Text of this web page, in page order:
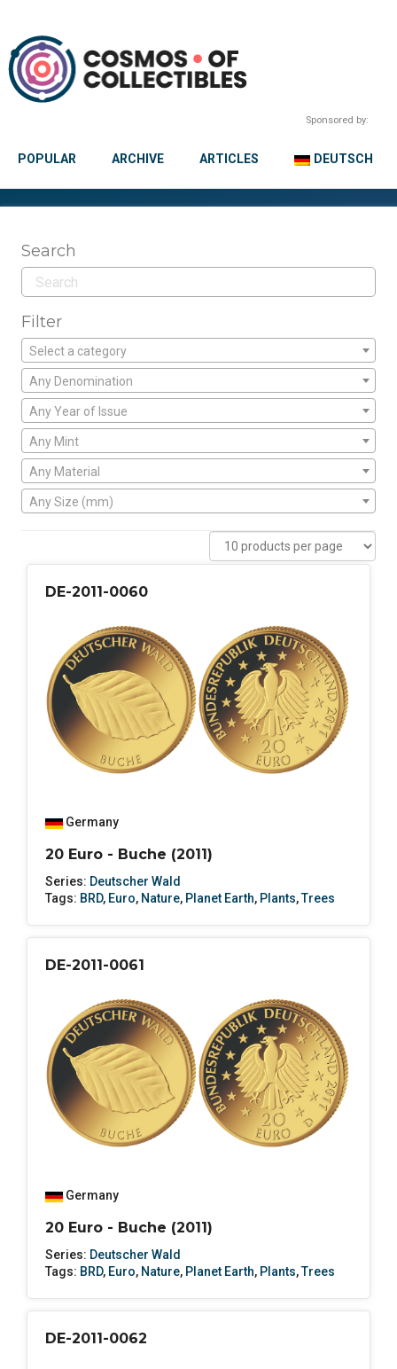
Sponsored by:
POPULAR ARCHIVE ARTICLES DEUTSCH
Search
Filter
Select a category
Any Denomination
Any Year of Issue
Any Mint
Any Material
Any Size (mm)
DE-2011-0060
Germany
20 Euro - Buche (2011)
Series: Deutscher Wald
Tags: BRD, Euro, Nature, Planet Earth, Plants,Trees
DE-2011-0061
Germany
20 Euro - Buche (2011)
Series: Deutscher Wald
Tags: BRD, Euro, Nature, Planet Earth, Plants,Trees
DE-2011-0062